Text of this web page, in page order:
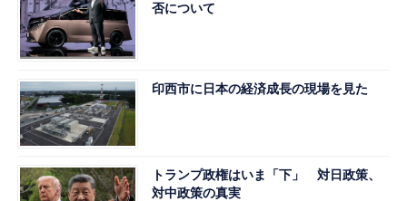
否について
印西市に日本の経済成長の現場を見た
トランプ政権はいま「下」 対日政策、
対中政策の真実